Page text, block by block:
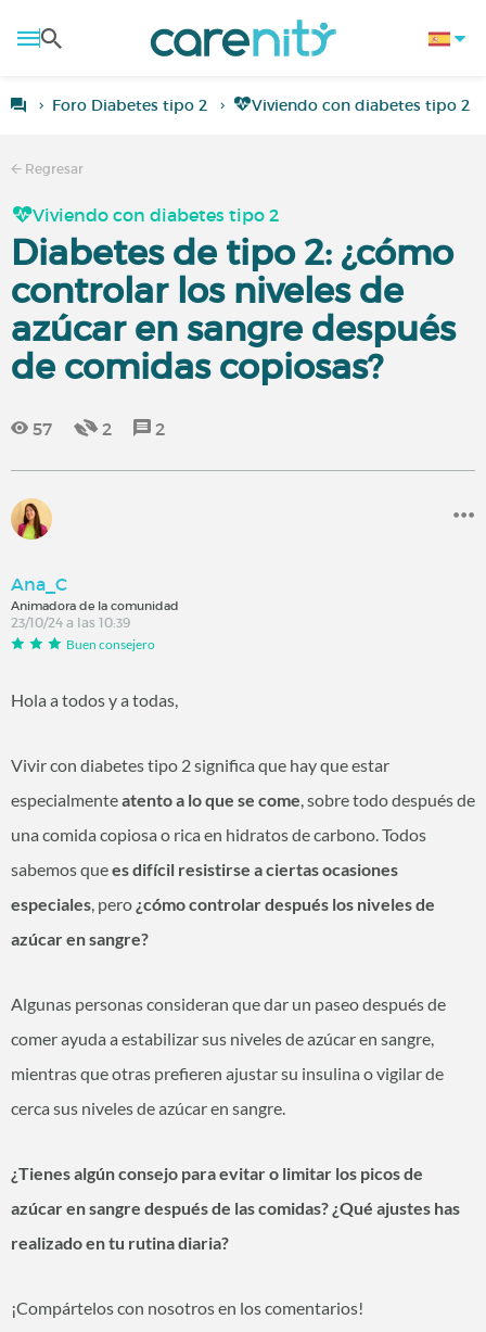
Foro Diabetes tipo 2 Viviendo con diabetes tipo 2
Regresar
Viviendo con diabetes tipo 2
Diabetes de tipo 2: ¿cómo
controlar los niveles de
azúcar en sangre después
de comidas copiosas?
57 2 2
Ana_C
Animadora de la comunidad
23/10/24 a las 10:39
Buen consejero
Hola a todos y a todas,
Vivir con diabetes tipo 2 significa que hay que estar
especialmenteatento a lo que se come, sobre todo después de
una comida copiosa o rica en hidratos de carbono. Todos
sabemos quees difícil resistirse a ciertas ocasiones
especiales, pero ¿cómo controlar después los niveles de
azúcar en sangre?
Algunas personas consideran que dar un paseo después de
comer ayuda a estabilizar sus niveles de azúcar en sangre,
mientras que otras prefieren ajustar su insulina o vigilar de
cerca sus niveles de azúcar en sangre.
¿Tienes algún consejo para evitar o limitar los picos de
azúcar en sangre después de las comidas? ¿Qué ajustes has
realizado en tu rutina diaria?
¡Compártelos con nosotros en los comentarios!